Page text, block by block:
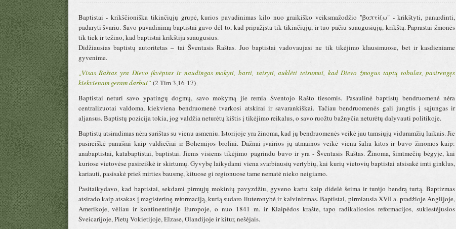
Baptistai - krikščioniška tikinčiųjų grupė, kurios pavadinimas kilo nuo graikiško veiksmažodžio "βαπτίζω" - krikštyti, panardinti,
padaryti švariu. Savo pavadinimą baptistai gavo dėl to, kad pripažįsta tik tikinčiųjų, ir tuo pačiu suaugusiųjų, krikštą. Paprastai žmonės
tik tiek ir težino, kad baptistai krikštija suaugusius.
Didžiausias baptistų autoritetas – tai Šventasis Raštas. Juo baptistai vadovaujasi ne tik tikėjimo klausimuose, bet ir kasdieniame
gyvenime.
„Visas Raštas yra Dievo įkvėptas ir naudingas mokyti, barti, taisyti, auklėti teisumui, kad Dievo žmogus taptų tobulas, pasirengęs
kiekvienam geram darbui“(2 Tim 3,16-17)
Baptistai neturi savo ypatingų dogmų, savo mokymą jie remia Šventojo Rašto tiesomis. Pasaulinė baptistų bendruomenė nėra
centralizuotai valdoma, kiekviena bendruomenė tvarkosi atskirai ir savarankiškai. Tačiau bendruomenės gali jungtis į sąjungas ir
aljansus. Baptistų pozicija tokia, jog valdžia neturėtų kištis į tikėjimo reikalus, o savo ruožtu bažnyčia neturėtų dalyvauti politikoje.
Baptistų atsiradimas nėra surištas su vienu asmeniu. Istorijoje yra žinoma, kad jų bendruomenės veikė jau tamsiųjų viduramžių laikais. Jie
pasireiškė panašiai kaip valdiečiai ir Bohemijos broliai. Dažnai įvairios jų atmainos veikė viena šalia kitos ir buvo žinomos kaip:
anabaptistai, katabaptistai, baptistai. Jiems visiems tikėjimo pagrindu buvo ir yra - Šventasis Raštas. Žinoma, šimtmečių bėgyje, kai
kuriose vietovėse pasireiškė ir skirtumų. Gyvybę laikydami viena svarbiausių vertybių, kai kurių vietovių baptistai atsisakė imti ginklus,
kariauti, pasisakė prieš mirties bausmę, kituose gi regionuose tame nematė nieko neigiamo.
Pasitaikydavo, kad baptistai, sekdami pirmųjų mokinių pavyzdžiu, gyveno kartu kaip didelė šeima ir turėjo bendrą turtą. Baptizmas
atsirado kaip atsakas į magisterinę reformaciją, kurią sudaro liuteronybė ir kalvinizmas. Baptistai, pirmiausia XVII a. pradžioje Anglijoje,
Amerikoje, vėliau ir kontinentinėje Europoje, o nuo 1841 m. ir Klaipėdos krašte, tapo radikaliosios reformacijos, suklestėjusios
Šveicarijoje, Pietų Vokietijoje, Elzase, Olandijoje ir kitur, nešėjais.